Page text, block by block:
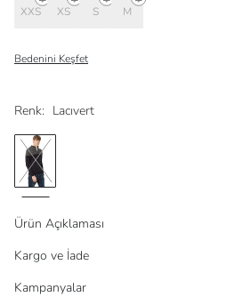
Renk: Lacıvert
XXS XS S M
Bedenini Keşfet
Ürün Açıklaması
Kargo ve İade
Kampanyalar